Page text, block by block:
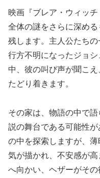
映画『ブレア・ウィッ
全体の謎をさらに深め
残します。主人公たちの
行方不明になったジョ
中、彼の叫び声が聞こ
たどり着きます。
その家は、物語の中で
説の舞台である可能性
の中を探索しますが、
気が描かれ、不安感が
へ向かい、ヘザーがそ